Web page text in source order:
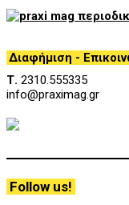
Διαφήμιση -
Τ. 2310.555335
info@praximag.gr
Follow us!